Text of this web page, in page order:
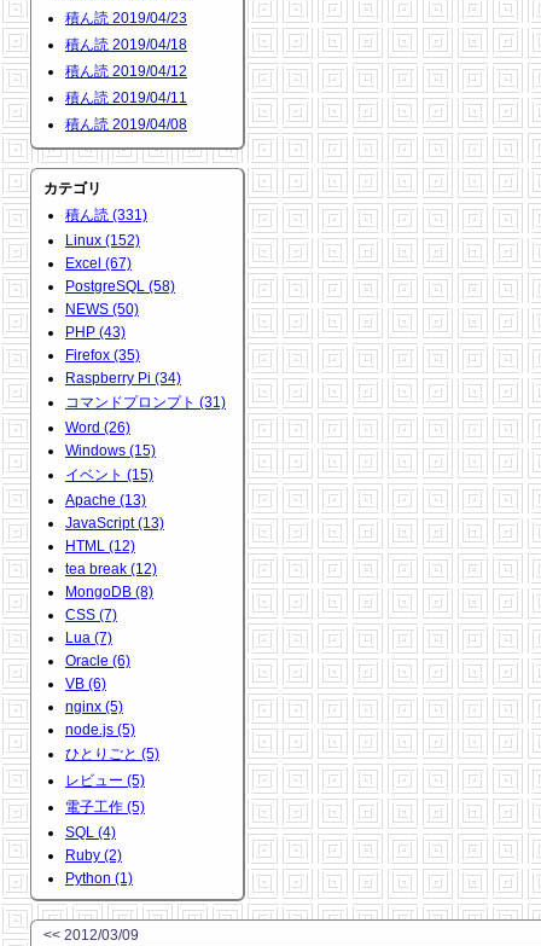
積ん読 2019/04/23
積ん読 2019/04/18
積ん読 2019/04/12
積ん読 2019/04/11
積ん読 2019/04/08
カテゴリ
積ん読 (331)
Linux (152)
Excel (67)
PostgreSQL (58)
NEWS (50)
PHP (43)
Firefox (35)
Raspberry Pi (34)
コマンドプロンプト (31)
Word (26)
Windows (15)
イベント (15)
Apache (13)
JavaScript (13)
HTML (12)
tea break (12)
MongoDB (8)
CSS (7)
Lua (7)
Oracle (6)
VB (6)
nginx (5)
node.js (5)
ひとりごと (5)
レビュー (5)
電子工作 (5)
SQL (4)
Ruby (2)
Python (1)
<< 2012/03/09